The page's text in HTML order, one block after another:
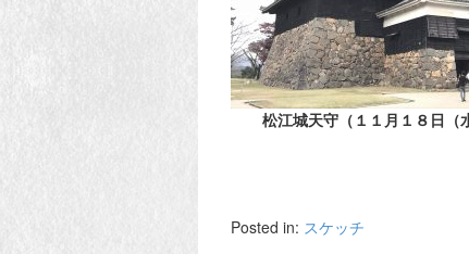
松江城天守（１１月１８日（
Posted in: スケッチ